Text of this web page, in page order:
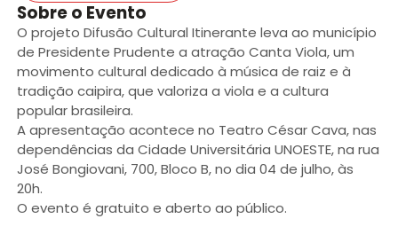
Sobre o Evento
O projeto Difusão Cultural Itinerante leva ao município
de Presidente Prudente a atração Canta Viola, um
movimento cultural dedicado à música de raiz e à
tradição caipira, que valoriza a viola e a cultura
popular brasileira.
A apresentação acontece no Teatro César Cava, nas
dependências da Cidade Universitária UNOESTE, na rua
José Bongiovani, 700, Bloco B, no dia 04 de julho, às
20h.
O evento é gratuito e aberto ao público.